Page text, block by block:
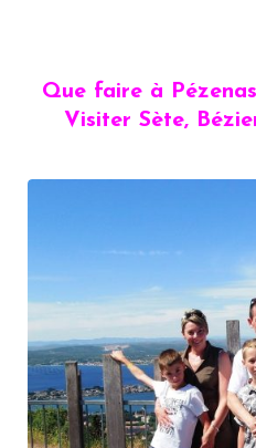
Que faire à
Visiter Sète,